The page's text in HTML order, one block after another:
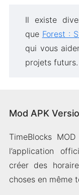
Il existe
que Forest :
qui vous
projets futurs.
Mod APK
TimeBlocks
l’application
créer des
choses en même